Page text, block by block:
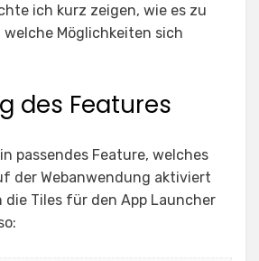
ich kurz zeigen, wie es zu
Möglichkeiten sich
des Features
passendes Feature, welches
der Webanwendung aktiviert
Tiles für den App Launcher